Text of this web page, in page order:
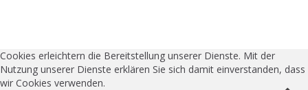
Cookies erleichtern die Bereitstellung unserer Dienste. Mit der
Nutzung unserer Dienste erklären Sie sich damit einverstanden, dass
wir Cookies verwenden.